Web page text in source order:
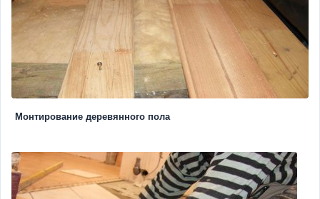
Монтирование деревянного пола